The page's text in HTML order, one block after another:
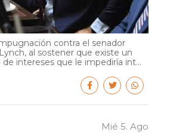
contra el senador
al sostener que existe un
intereses que le impediría int...
Mié 5. Ago